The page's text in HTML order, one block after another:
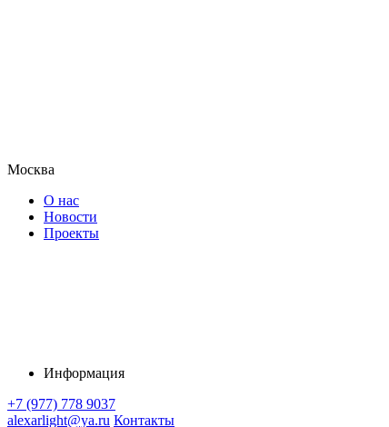
Москва
О нас
Новости
Проекты
Информация
+7 (977) 778 9037
alexarlight@ya.ru Контакты